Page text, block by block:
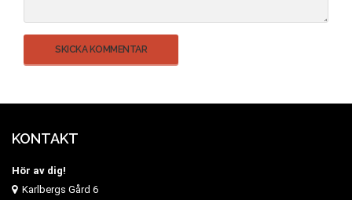
KONTAKT
Hör av dig!
Karlbergs Gård 6